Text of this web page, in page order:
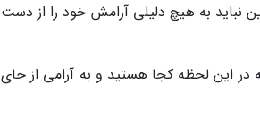
به هیچ دلیلی آرامش خود را از دست
در این لحظه کجا هستید و به آرامی از جای